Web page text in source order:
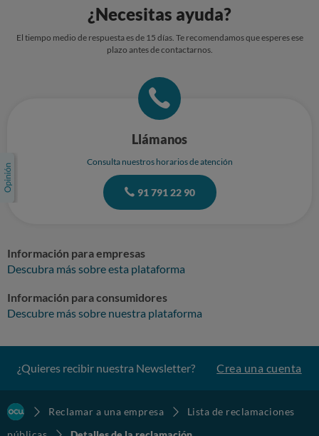
¿Necesitas ayuda?
El tiempo medio de respuesta es de 15 días. Te recomendamos que esperes ese
plazo antes de contactarnos.
Llámanos
Consulta nuestros horarios de atención
91 791 22 90
Información para empresas
Descubra más sobre esta plataforma
Información para consumidores
Descubre más sobre nuestra plataforma
¿Quieres recibir nuestra Newsletter? Crea una cuenta
Reclamar a una empresa
Lista de reclamaciones